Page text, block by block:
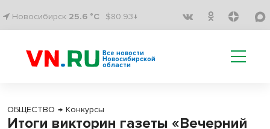
Новосибирск 25.6 °C $80.93↓
Все новости
Новосибирской
области
ОБЩЕСТВО → Конкурсы
Итоги викторин газеты «Вечерний